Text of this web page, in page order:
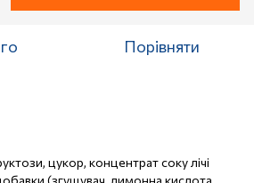
Порівняти
цукор, концентрат соку лічі
(згущувач, лимонна кислота,